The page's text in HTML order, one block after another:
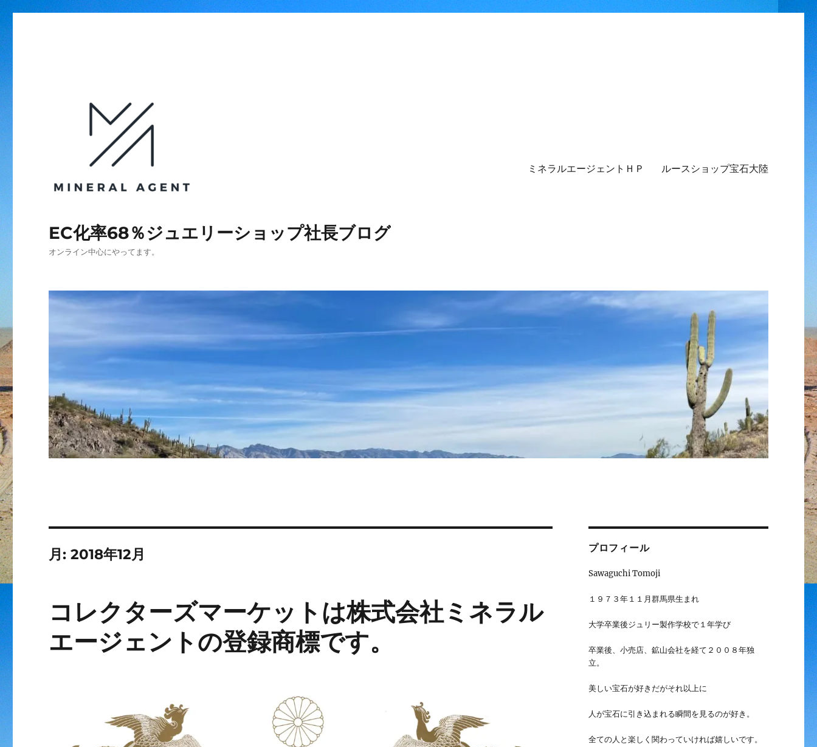
EC化率68％ジュエリーショップ社長ブログ
オンライン中心にやってます。
ミネラルエージェントＨＰ ルースショップ宝石大陸
月:2018年12月
コレクターズマーケットは株式会社ミネラル
エージェントの登録商標です。
プロフィール
Sawaguchi Tomoji
１９７３年１１月群馬県生まれ
大学卒業後ジュリー製作学校で１年学び
卒業後、小売店、鉱山会社を経て２００８年独
立。
美しい宝石が好きだがそれ以上に
人が宝石に引き込まれる瞬間を見るのが好き。
全ての人と楽しく関わっていければ嬉しいです。